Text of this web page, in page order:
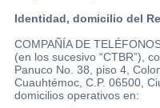
Atención
Telmex
-
Sitios
Identidad, domicilio del
COMPAÑÍA DE
(en los sucesivo “CTBR”),
Panuco No. 38, piso 4,
Cuauhtémoc, C.P. 06500,
domicilios operativos en: